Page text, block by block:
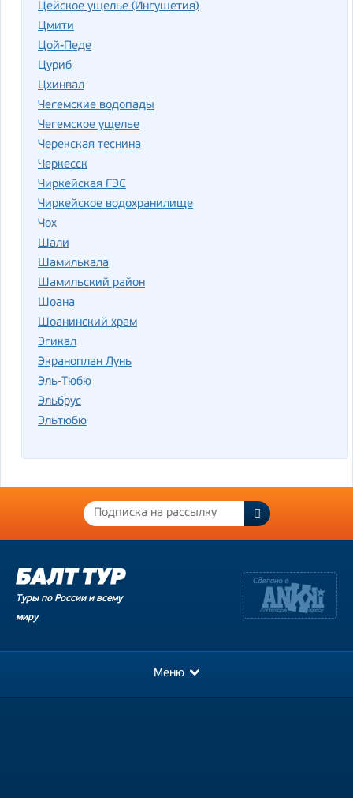
Цейское ущелье (Ингушетия)
Цмити
Цой-Педе
Цуриб
Цхинвал
Чегемские водопады
Чегемское ущелье
Черекская теснина
Черкесск
Чиркейская ГЭС
Чиркейское водохранилище
Чох
Шали
Шамилькала
Шамильский район
Шоана
Шоанинский храм
Эгикал
Экраноплан Лунь
Эль-Тюбю
Эльбрус
Эльтюбю
Туры по России и всему
миру
Меню